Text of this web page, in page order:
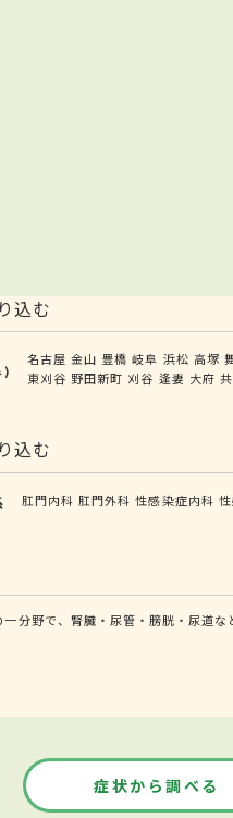
込む
)
名古屋 金山 豊橋 岐阜 浜松 高塚
東刈谷 野田新町 刈谷 逢妻 大府
込む
肛門内科 肛門外科 性感染症内科
分野で、腎臓・尿管・膀胱・尿道
症状から調べる